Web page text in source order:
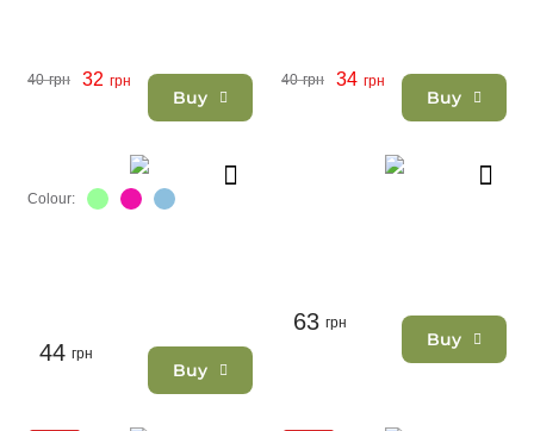
40 грн 32 грн
Buy
40 грн 34 грн
Buy
Colour:
44 грн
Buy
63 грн
Buy